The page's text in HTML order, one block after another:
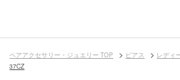
ペアアクセサリー・ジュエリー TOP ピアス レディ
37CZ